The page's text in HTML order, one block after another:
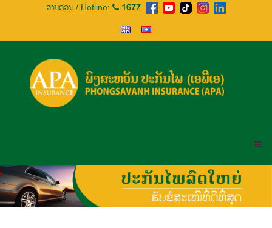
ສາຍດ່ວນ / Hotline: 1677
ປະກັນໄພ
ເອ)